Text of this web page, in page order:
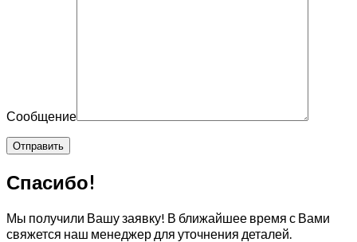
Сообщение
Спасибо!
Мы получили Вашу заявку! В ближайшее время с Вами
свяжется наш менеджер для уточнения деталей.